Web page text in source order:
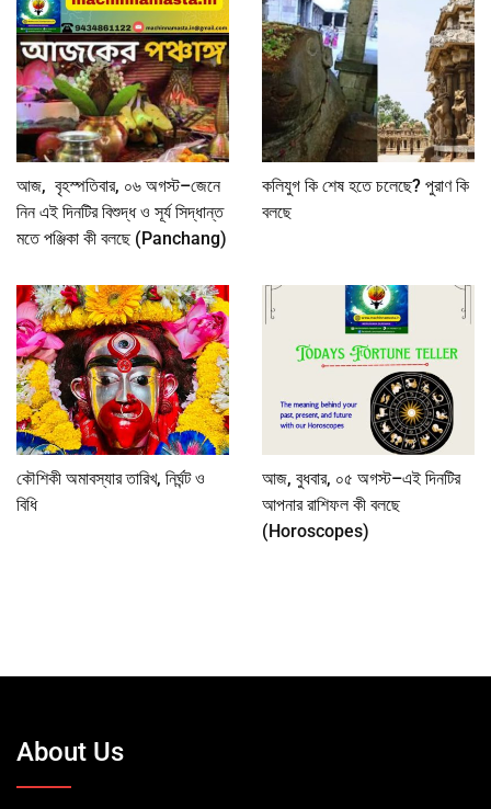
আজ, বৃহস্পতিবার, ০৬ অগস্ট–জেনে
নিন এই দিনটির বিশুদ্ধ ও সূর্য সিদ্ধান্ত
মতে পঞ্জিকা কী বলছে (Panchang)
কলিযুগ কি শেষ হতে চলেছে? পুরাণ কি
বলছে
কৌশিকী অমাবস্যার তারিখ, নির্ঘন্ট ও
বিধি
আজ, বুধবার, ০৫ অগস্ট–এই দিনটির
আপনার রাশিফল কী বলছে
(Horoscopes)
About Us